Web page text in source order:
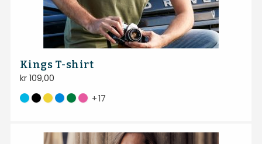
Kings T-shirt
kr109,00
+17